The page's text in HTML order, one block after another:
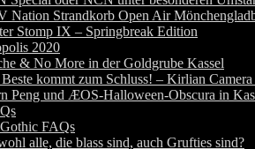
Nation Strandkorb Open Air
Stomp IX – Springbreak Edition
2020
& No More in der Goldgrube Kassel
kommt zum Schluss! – Kirlian
Peng und ÆOS-Halloween-Obscura in
FAQs
alle, die blass sind, auch Grufties sind?